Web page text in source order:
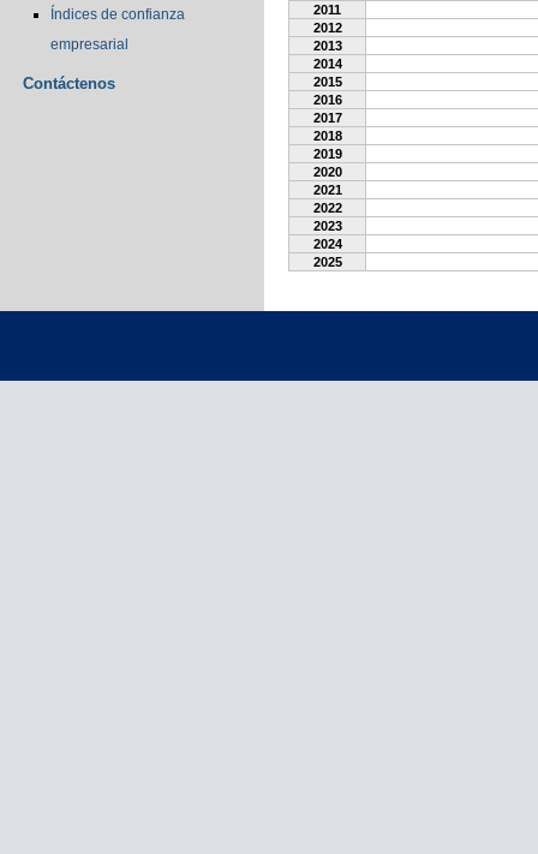
Índices de confianza
empresarial
Contáctenos
2011
2012
2013
2014
2015
2016
2017
2018
2019
2020
2021
2022
2023
2024
2025